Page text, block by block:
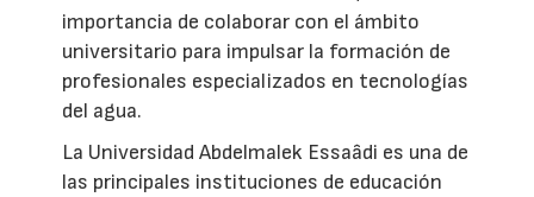
importancia de colaborar con el ámbito
universitario para impulsar la formación de
profesionales especializados en tecnologías
del agua.
La Universidad Abdelmalek Essaâdi es una de
las principales instituciones de educación